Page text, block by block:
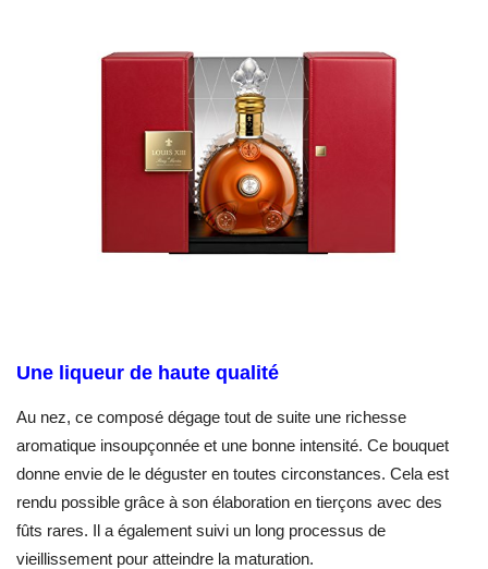
Une liqueur de haute qualité
Au nez, ce composé dégage tout de suite une richesse
aromatique insoupçonnée et une bonne intensité. Ce bouquet
donne envie de le déguster en toutes circonstances. Cela est
rendu possible grâce à son élaboration en tierçons avec des
fûts rares. Il a également suivi un long processus de
vieillissement pour atteindre la maturation.